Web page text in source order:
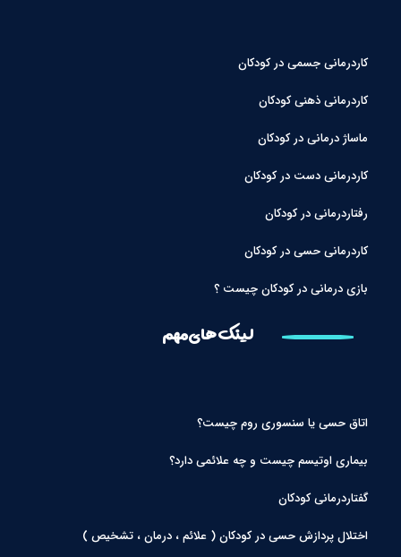
کاردرمانی جسمی در کودکان
کاردرمانی ذهنی کودکان
ماساژ درمانی در کودکان
کاردرمانی دست در کودکان
رفتاردرمانی در کودکان
کاردرمانی حسی در کودکان
بازی درمانی در کودکان چیست ؟
لینک های مهم
اتاق حسی یا سنسوری روم چیست؟
بیماری اوتیسم چیست و چه علائمی دارد؟
گفتاردرمانی کودکان
اختلال پردازش حسی در کودکان ( علائم ، درمان ، تشخیص )